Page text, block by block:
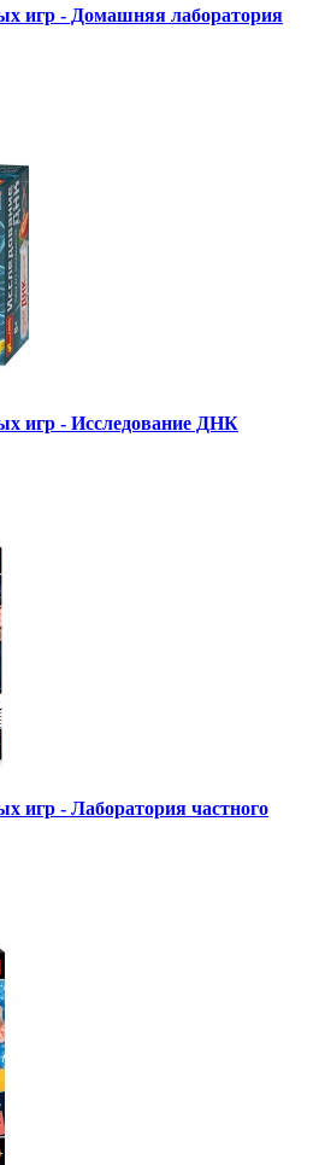
игр - Домашняя лаборатория
игр - Исследование ДНК
игр - Лаборатория частного